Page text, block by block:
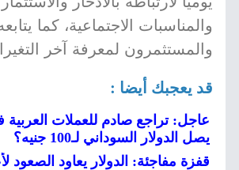
والمناسبات الاجتماعية، كما
والمستثمرون لمعرفة آخر
قد يعجبك أيضا :
عاجل: تراجع صادم للعملات
يصل الدولار السوداني لـ100 جنيه؟